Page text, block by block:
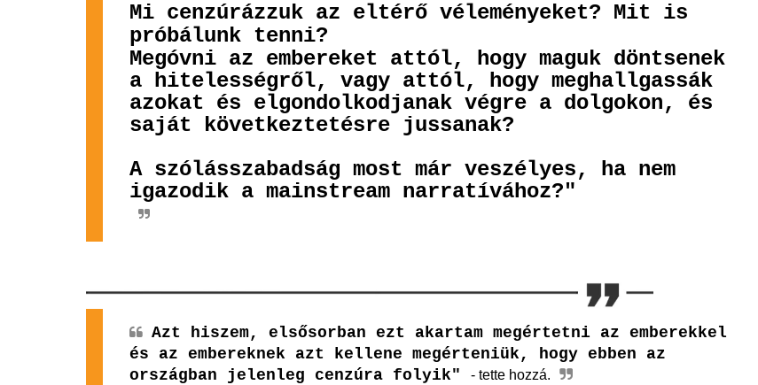
Mi cenzúrázzuk az eltérő véleményeket? Mit is
próbálunk tenni?
Megóvni az embereket attól, hogy maguk döntsenek
a hitelességről, vagy attól, hogy meghallgassák
azokat és elgondolkodjanak végre a dolgokon, és
saját következtetésre jussanak?
A szólásszabadság most már veszélyes, ha nem
igazodik a mainstream narratívához?"
Azt hiszem, elsősorban ezt akartam megértetni az emberekkel
és az embereknek azt kellene megérteniük, hogy ebben az
országban jelenleg cenzúra folyik" - tette hozzá.